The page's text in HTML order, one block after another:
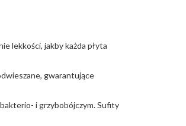
lekkości, jakby każda płyta
gwarantujące
i grzybobójczym. Sufity